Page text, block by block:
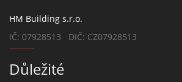
HM Building s.r.o.
IČ: 07928513 DIČ: CZ07928513
Důležité